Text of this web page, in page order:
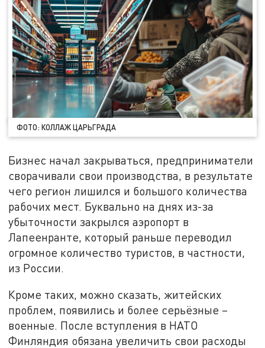
ФОТО: КОЛЛАЖ ЦАРЬГРАДА
Бизнес начал закрываться, предприниматели
сворачивали свои производства, в результате
чего регион лишился и большого количества
рабочих мест. Буквально на днях из-за
убыточности закрылся аэропорт в
Лапеенранте, который раньше переводил
огромное количество туристов, в частности,
из России.
Кроме таких, можно сказать, житейских
проблем, появились и более серьёзные –
военные. После вступления в НАТО
Финляндия обязана увеличить свои расходы